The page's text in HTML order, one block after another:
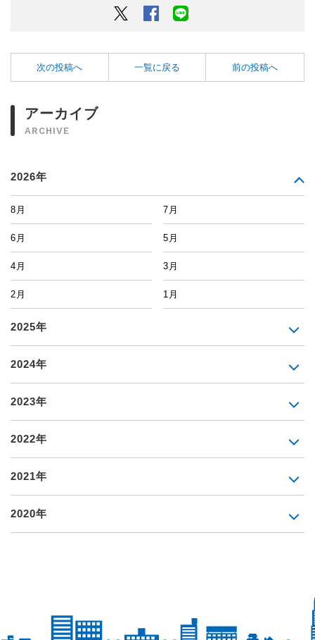
Twitter Facebook
次の投稿へ 一覧に戻る 前の投稿へ
アーカイブ
ARCHIVE
2026年
8月 7月
6月 5月
4月 3月
2月 1月
2025年
2024年
2023年
2022年
2021年
2020年